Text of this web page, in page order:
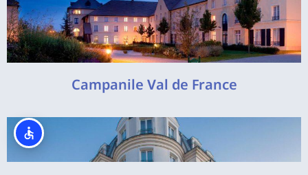
Campanile Val de France